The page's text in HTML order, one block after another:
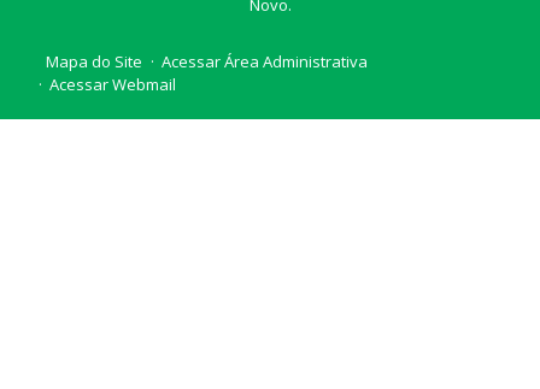
Mapa do Site
Acessar Área Administrativa
Acessar Webmail